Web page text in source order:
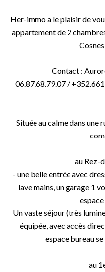
Her-immo a le plaisir de
appartement de 2
Contact :
06.87.68.79.07 /
Située au calme dans une
au Rez-
- une belle entrée avec
lave mains, un garage 1
Un vaste séjour (très
équipée, avec accès
espace bureau
au